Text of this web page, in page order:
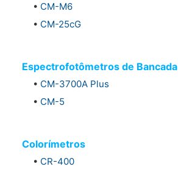
• CM-M6
• CM-25cG
Espectrofotômetros de Bancada
• CM-3700A Plus
• CM-5
Colorímetros
• CR-400